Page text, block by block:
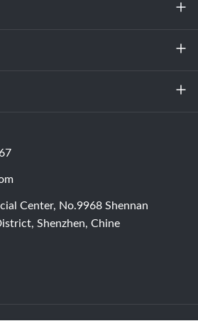
salle des serveurs
Center, No.9968 Shennan
Shenzhen, Chine